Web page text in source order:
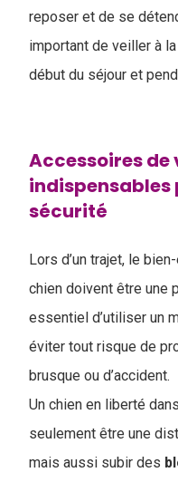
reposer et de se
important de veiller à
début du séjour et
Accessoires
indispensables
sécurité
Lors d’un trajet, le
chien doivent être une
essentiel d’utiliser un
éviter tout risque de
brusque ou d’accident.
Un chien en liberté
seulement être une
mais aussi subir des